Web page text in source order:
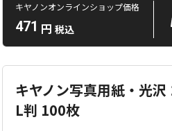
キヤノンオンラインショップ価格
471 円 税込
キヤノン写真用紙・光沢
L判 100枚